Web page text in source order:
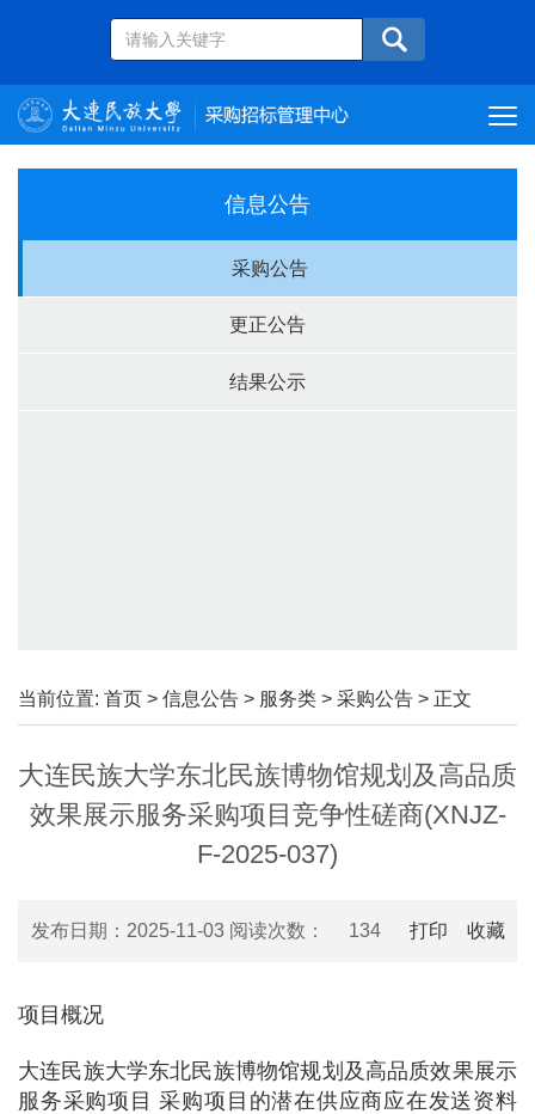
信息公告
采购公告
更正公告
结果公示
当前位置: 首页 > 信息公告 > 服务类 > 采购公告 > 正文
大连民族大学东北民族博物馆规划及高品质
效果展示服务采购项目竞争性磋商(XNJZ-
F-2025-037)
发布日期：2025-11-03 阅读次数： 134 打印 收藏
项目概况
大连民族大学东北民族博物馆规划及高品质效果展示
服务采购项目 采购项目的潜在供应商应在发送资料